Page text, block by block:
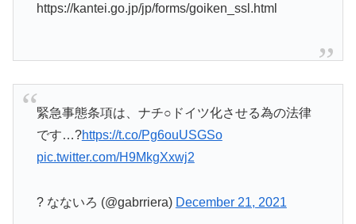
https://kantei.go.jp/jp/forms/goiken_ssl.html
緊急事態条項は、ナチ○ドイツ化させる為の法律
です…?https://t.co/Pg6ouUSGSo
pic.twitter.com/H9MkgXxwj2
? なないろ (@gabrriera) December 21, 2021